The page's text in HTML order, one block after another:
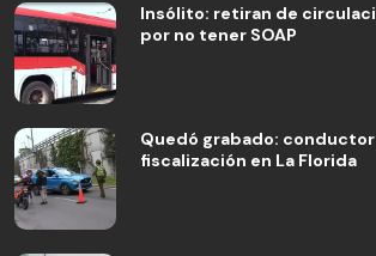
Insólito: retiran de
por no tener SOAP
Quedó grabado:
fiscalización en La Florida